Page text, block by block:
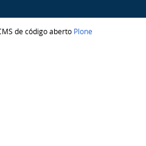
de código aberto Plone